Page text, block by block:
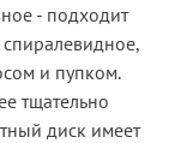
- подходит
и пупком.
тщательно
диск имеет